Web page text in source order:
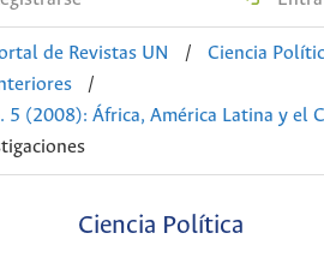
de Revistas UN /
Ciencia
/
5 (2008): África, América Latina y el
Ciencia Política